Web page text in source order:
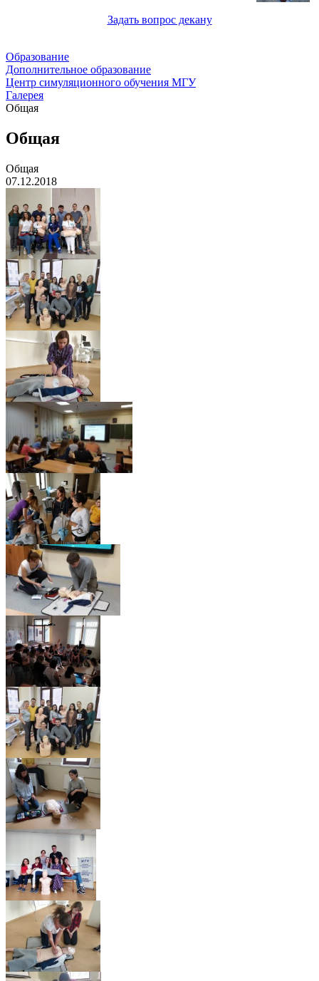
Задать вопрос декану
Образование
Дополнительное образование
Центр симуляционного обучения МГУ
Галерея
Общая
Общая
Общая
07.12.2018